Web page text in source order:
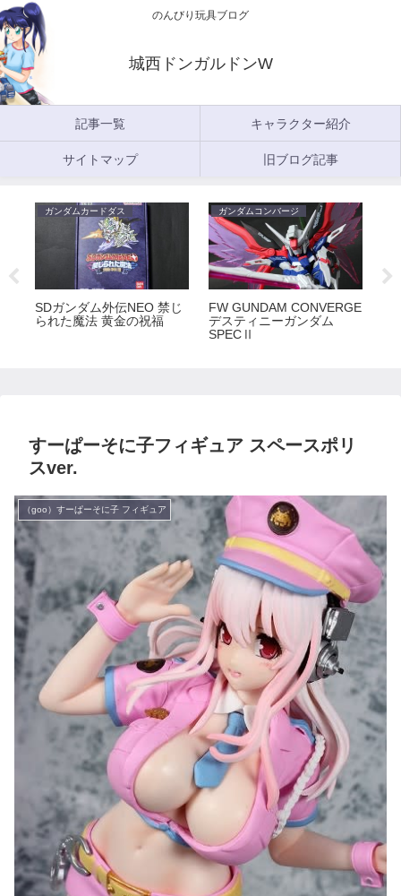
のんびり玩具ブログ
城西ドンガルドンW
記事一覧 キャラクター紹介
サイトマップ 旧ブログ記事
ガンダムカードダス
SDガンダム外伝NEO 禁じ
られた魔法 黄金の祝福
ガンダムコンバージ
FW GUNDAM CONVERGE
デスティニーガンダム
SPECⅡ
すーぱーそに子フィギュア スペースポリ
スver.
（goo）すーぱーそに子 フィギュア